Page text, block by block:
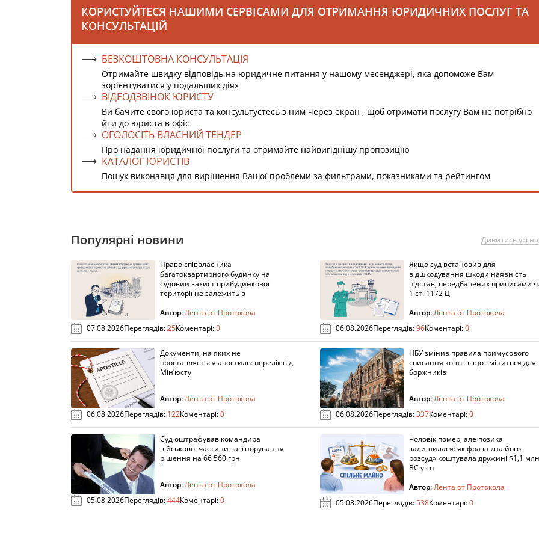
КОРИСТУЙТЕСЯ НАШИМИ СЕРВІСАМИ ДЛЯ ОТРИМАННЯ ЮРИДИЧНИХ ПОСЛУГ ТА
КОНСУЛЬТАЦІЙ
БЕЗКОШТОВНА КОНСУЛЬТАЦІЯ
Отримайте швидку відповідь на юридичне питання у нашому месенджері, яка допоможе Вам
зорієнтуватися у подальших діях
ВІДЕОДЗВІНОК ЮРИСТУ
Ви бачите свого юриста та консультуєтесь з ним через екран , щоб отримати послугу Вам не потрібно
йти до юриста в офіс
ОГОЛОСІТЬ ВЛАСНИЙ ТЕНДЕР
Про надання юридичної послуги та отримайте найвигіднішу пропозицію
КАТАЛОГ ЮРИСТІВ
Пошук виконавця для вирішення Вашої проблеми за фильтрами, показниками та рейтингом
Популярні новини Дивитись усі
Право співвласника
багатоквартирного будинку на
судовий захист прибудинкової
території не залежить в
Автор:Лента от Протокола
07.08.2026Переглядів:25Коментарі:0
Якщо суд встановив для
відшкодування шкоди наявність
підстав, передбачених приписами ч.
1 ст. 1172 Ц
Автор:Лента от Протокола
06.08.2026Переглядів:96Коментарі:0
Документи, на яких не
проставляється апостиль: перелік від
Мін’юсту
Автор:Лента от Протокола
06.08.2026Переглядів: 122Коментарі:0
НБУ змінив правила примусового
списання коштів: що зміниться для
боржників
Автор:Лента от Протокола
06.08.2026Переглядів:337Коментарі:0
Суд оштрафував командира
військової частини за ігнорування
рішення на 66 560 грн
Автор:Лента от Протокола
05.08.2026Переглядів:444Коментарі:0
Чоловік помер, але позика
залишилася: як фраза «на його
розсуд» коштувала дружині $1,1
ВС у сп
Автор:Лента от Протокола
05.08.2026Переглядів:538Коментарі:0